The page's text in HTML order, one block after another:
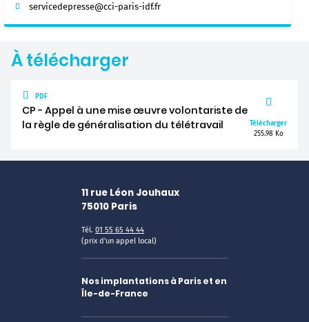
servicedepresse@cci-paris-idf.fr
À télécharger
PDF
CP - Appel à une mise œuvre volontariste de
la règle de généralisation du télétravail
Télécharger
255.98 Ko
11 rue Léon Jouhaux
75010 Paris
Tél. 01 55 65 44 44
(prix d'un appel local)
Nos implantations à Paris et en
Île-de-France